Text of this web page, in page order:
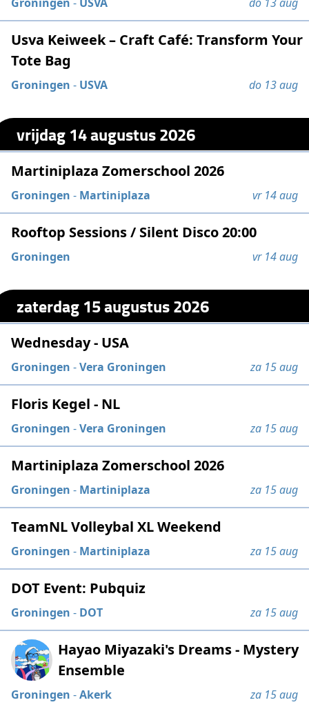
Usva Keiweek – Craft Café: Transform Your
Tote Bag
Groningen - USVA do 13 aug
vrijdag 14 augustus 2026
Martiniplaza Zomerschool 2026
Groningen - Martiniplaza vr 14 aug
Rooftop Sessions / Silent Disco 20:00
Groningen vr 14 aug
zaterdag 15 augustus 2026
Wednesday - USA
Groningen -Vera Groningen za 15 aug
Floris Kegel - NL
Groningen -Vera Groningen za 15 aug
Martiniplaza Zomerschool 2026
Groningen - Martiniplaza za 15 aug
TeamNL Volleybal XL Weekend
Groningen - Martiniplaza za 15 aug
DOT Event: Pubquiz
Groningen - DOT za 15 aug
Hayao Miyazaki's Dreams - Mystery
Ensemble
Groningen -Akerk za 15 aug